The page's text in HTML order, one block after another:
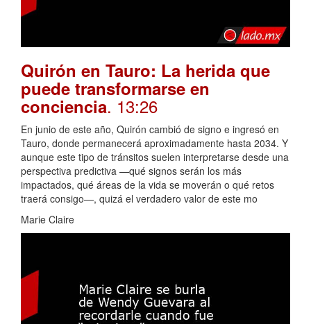
Quirón en Tauro: La herida que
puede transformarse en
conciencia. 13:26
En junio de este año, Quirón cambió de signo e ingresó en
Tauro, donde permanecerá aproximadamente hasta 2034. Y
aunque este tipo de tránsitos suelen interpretarse desde una
perspectiva predictiva —qué signos serán los más
impactados, qué áreas de la vida se moverán o qué retos
traerá consigo—, quizá el verdadero valor de este mo
Marie Claire